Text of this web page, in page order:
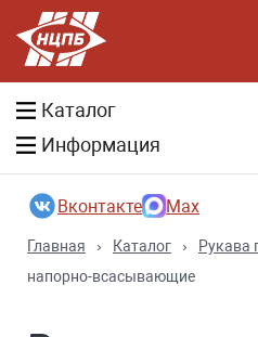
Каталог
Информация
Вконтакте Max
Главная › Каталог › Рукава
напорно-всасывающие